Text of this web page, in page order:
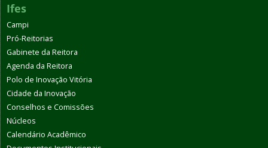
Ifes
Campi
Pró-Reitorias
Gabinete da Reitora
Agenda da Reitora
Polo de Inovação Vitória
Cidade da Inovação
Conselhos e Comissões
Núcleos
Calendário Acadêmico